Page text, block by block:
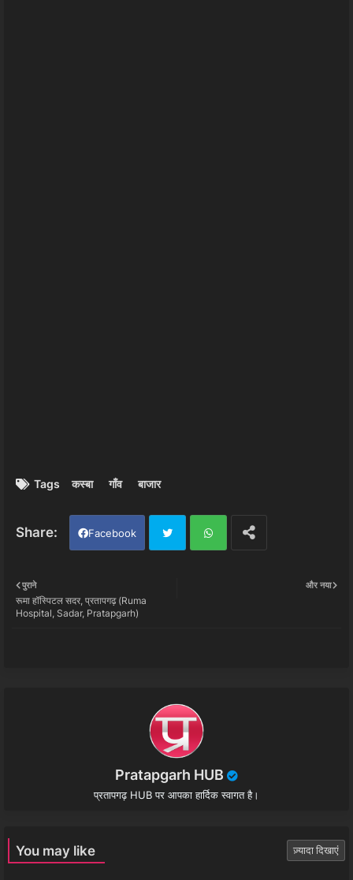
Tags कस्बा गाँव बाजार
Facebook
और नया
पुराने
रूमा हॉस्पिटल सदर, प्रतापगढ़ (Ruma
Hospital, Sadar, Pratapgarh)
Pratapgarh HUB
प्रतापगढ़ HUB पर आपका हार्दिक स्वागत है।
You may like ज़्यादा दिखाएं